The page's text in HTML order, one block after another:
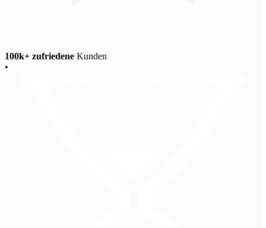
100k+ zufriedene Kunden
•